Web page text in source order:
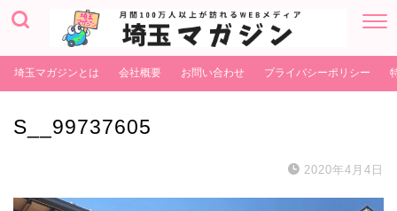
埼玉マガジンとは 会社概要 お問い合わせ プライバシーポリシー
S__99737605
2020年4月4日